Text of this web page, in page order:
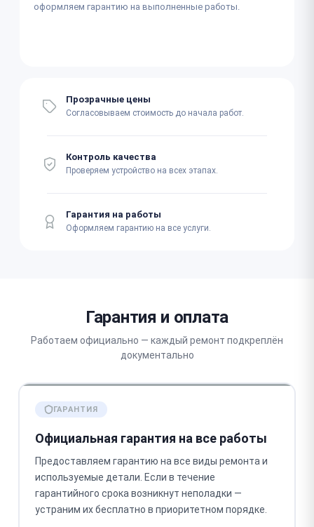
оформляем гарантию на выполненные работы.
Прозрачные цены
Согласовываем стоимость до начала работ.
Контроль качества
Проверяем устройство на всех этапах.
Гарантия на работы
Оформляем гарантию на все услуги.
Гарантия и оплата
Работаем официально — каждый ремонт подкреплён
документально
ГАРАНТИЯ
Официальная гарантия на все работы
Предоставляем гарантию на все виды ремонта и
используемые детали. Если в течение
гарантийного срока возникнут неполадки —
устраним их бесплатно в приоритетном порядке.